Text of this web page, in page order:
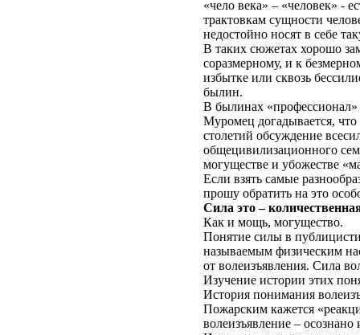
«чело века» – «человек» -
трактовкам сущности
недостойно носят в себе
В таких сюжетах хорошо
соразмерному, и к
избытке или сквозь
былин.
В былинах
Муромец догадывается,
столетий обсуждение
общецивилизационного
могуществе и убожестве
Если взять самые
прошу обратить на это
Сила это –
Как и мощь, могущество.
Понятие силы в
называемым физическим
от волеизъявления. Сила
Изучение истории этих
История понимания
Пожарским кажется
волеизъявление – осознано